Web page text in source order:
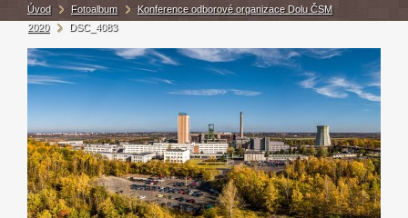
Úvod Fotoalbum
Konference odborové organizace Dolu ČSM
2020
DSC_4083